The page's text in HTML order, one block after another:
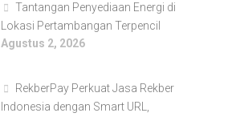
Tantangan Penyediaan Energi di
Lokasi Pertambangan Terpencil
Agustus 2, 2026
RekberPay Perkuat Jasa Rekber
Indonesia dengan Smart URL,